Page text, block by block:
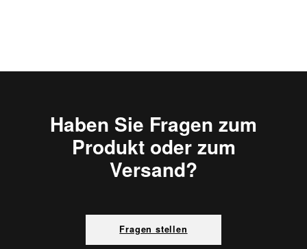
Haben Sie Fragen zum
Produkt oder zum
Versand?
Fragen stellen